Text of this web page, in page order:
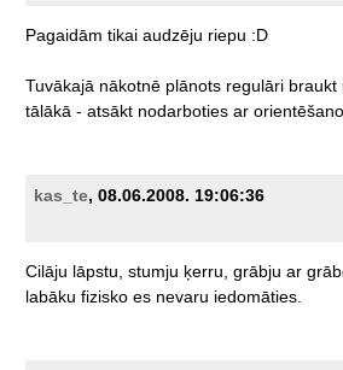
Pagaidām tikai audzēju riepu :D
Tuvākajā nākotnē plānots regulāri braukt
tālākā - atsākt nodarboties ar
kas_te, 08.06.2008. 19:06:36
Cilāju lāpstu, stumju ķerru, grābju ar
labāku fizisko es nevaru iedomāties.